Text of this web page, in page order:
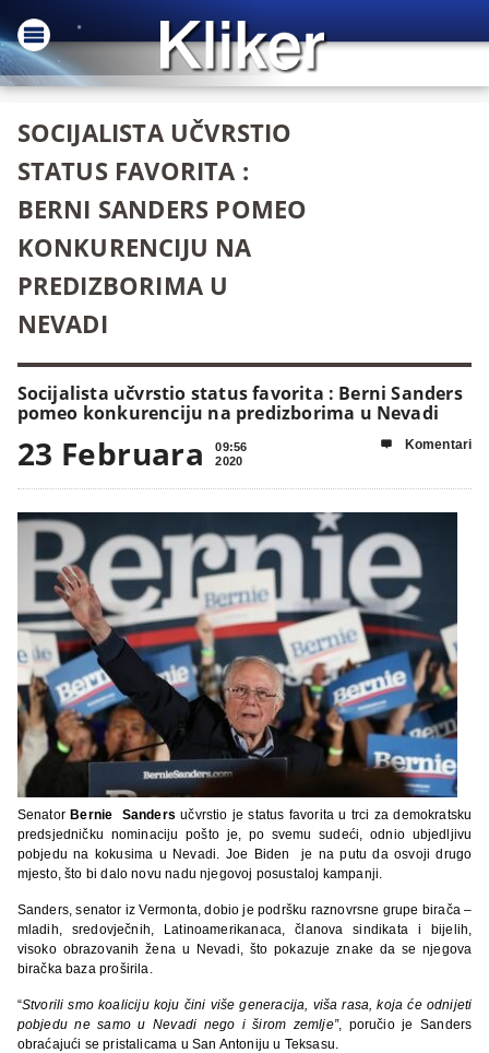
SOCIJALISTA UČVRSTIO
STATUS FAVORITA :
BERNI SANDERS POMEO
KONKURENCIJU NA
PREDIZBORIMA U
NEVADI
Socijalista učvrstio status favorita : Berni Sanders
pomeo konkurenciju na predizborima u Nevadi
23 Februara
09:56
2020
 Komentari
SenatorBernie Sanders učvrstio je status favorita u trci za demokratsku
predsjedničku nominaciju pošto je, po svemu sudeći, odnio ubjedljivu
pobjedu na kokusima u Nevadi. Joe Biden je na putu da osvoji drugo
mjesto, što bi dalo novu nadu njegovoj posustaloj kampanji.
Sanders, senator iz Vermonta, dobio je podršku raznovrsne grupe birača –
mladih, sredovječnih, Latinoamerikanaca, članova sindikata i bijelih,
visoko obrazovanih žena u Nevadi, što pokazuje znake da se njegova
biračka baza proširila.
“Stvorili smo koaliciju koju čini više generacija, viša rasa, koja će odnijeti
pobjedu ne samo u Nevadi nego i širom zemlje”, poručio je Sanders
obraćajući se pristalicama u San Antoniju u Teksasu.